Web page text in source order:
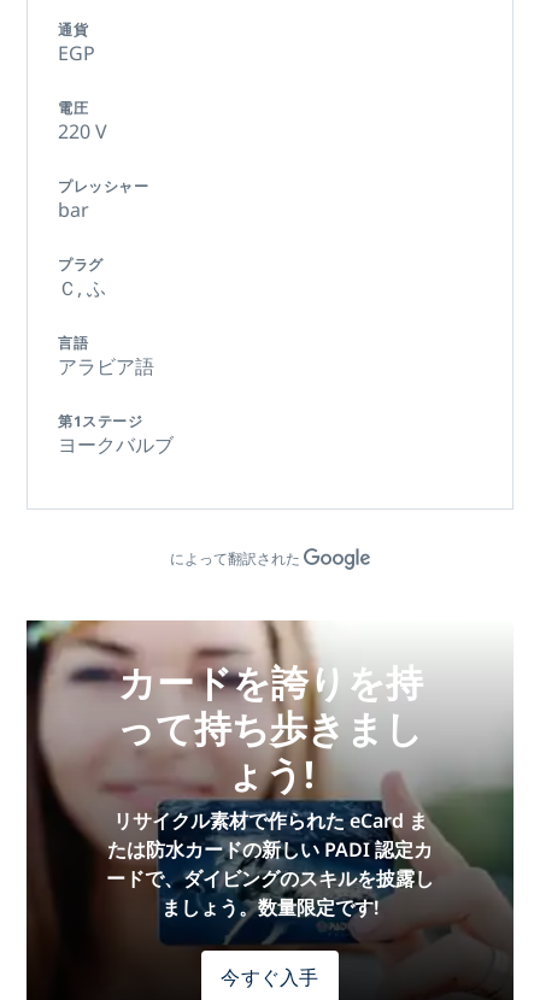
通貨
EGP
電圧
220 V
プレッシャー
bar
プラグ
Ｃ,ふ
言語
アラビア語
第1ステージ
ヨークバルブ
によって翻訳された
カードを誇りを持
って持ち歩きまし
ょう!
リサイクル素材で作られた eCard ま
たは防水カードの新しい PADI 認定カ
ードで、ダイビングのスキルを披露し
ましょう。数量限定です!
今すぐ入手